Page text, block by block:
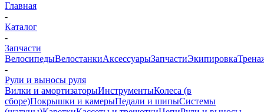
Главная
-
Каталог
-
Запчасти
ВелосипедыВелостанкиАксессуарыЗапчастиЭкипировка
-
Рули и выносы руля
Вилки и амортизаторыИнструментыКолеса (в
сборе)Покрышки и камерыПедали и шипыСистемы